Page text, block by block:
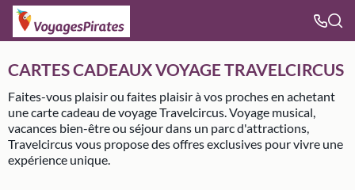
CARTES CADEAUX VOYAGE TRAVELCIRCUS
Faites-vous plaisir ou faites plaisir à vos proches en achetant
une carte cadeau de voyage Travelcircus. Voyage musical,
vacances bien-être ou séjour dans un parc d'attractions,
Travelcircus vous propose des offres exclusives pour vivre une
expérience unique.